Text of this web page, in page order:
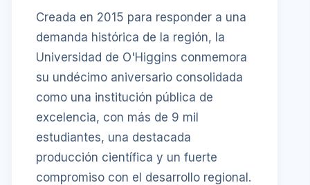
Creada en 2015 para responder a una
demanda histórica de la región, la
Universidad de O'Higgins conmemora
su undécimo aniversario consolidada
como una institución pública de
excelencia, con más de 9 mil
estudiantes, una destacada
producción científica y un fuerte
compromiso con el desarrollo regional.